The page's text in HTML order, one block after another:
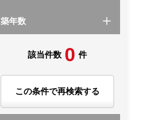
築年数
該当件数 0 件
この条件で再検索する